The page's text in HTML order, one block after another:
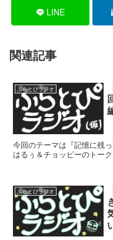
LINE
関連記事
ふらとぴラジオ
今回のテーマは『記憶に残
はるぅ＆チョッピーのトーク
ふらとぴラジオ